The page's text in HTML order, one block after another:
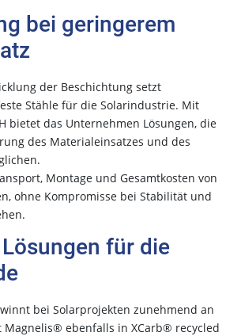
bei geringerem
der Beschichtung setzt
Stähle für die Solarindustrie. Mit
bietet das Unternehmen Lösungen, die
des Materialeinsatzes und des
Montage und Gesamtkosten von
ohne Kompromisse bei Stabilität und
für die
bei Solarprojekten zunehmend an
Magnelis® ebenfalls in XCarb® recycled